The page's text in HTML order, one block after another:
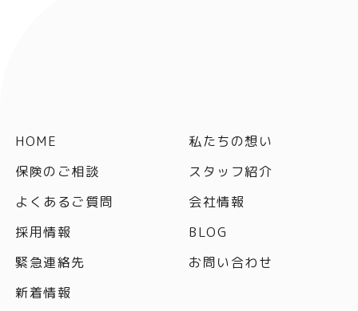
HOME
私たちの想い
保険のご相談
スタッフ紹介
よくあるご質問
会社情報
採用情報
BLOG
緊急連絡先
お問い合わせ
新着情報